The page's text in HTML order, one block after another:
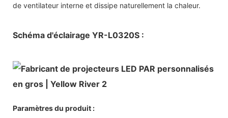
de ventilateur interne et dissipe naturellement la chaleur.
Schéma d'éclairage YR-L0320S :
Paramètres du produit :